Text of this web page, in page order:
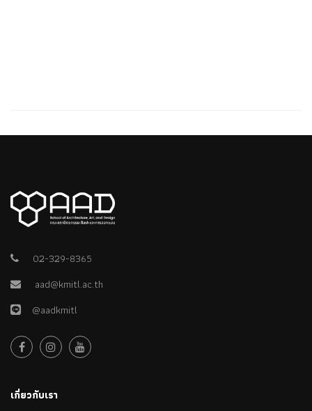
02-329-8365
aad@kmitl.ac.th
@aadkmitl
เกี่ยวกับเรา